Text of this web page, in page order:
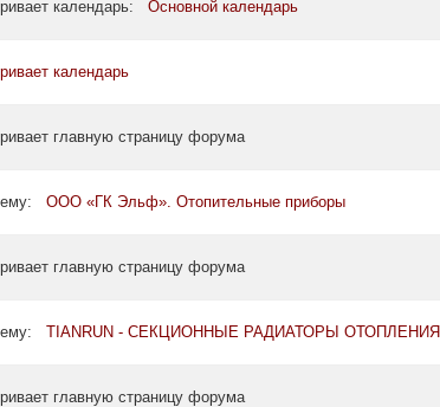
календарь:Основной календарь
календарь
главную страницу форума
ООО «ГК Эльф». Отопительные приборы
главную страницу форума
TIANRUN - СЕКЦИОННЫЕ РАДИАТОРЫ ОТОПЛЕНИЯ
главную страницу форума